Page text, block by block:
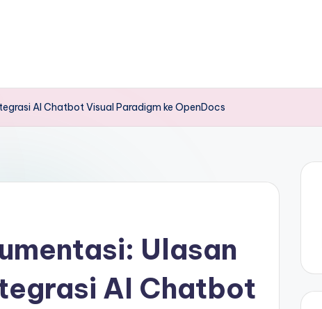
AI Chatbot Visual Paradigm ke OpenDocs
Ulasan
AI Chatbot